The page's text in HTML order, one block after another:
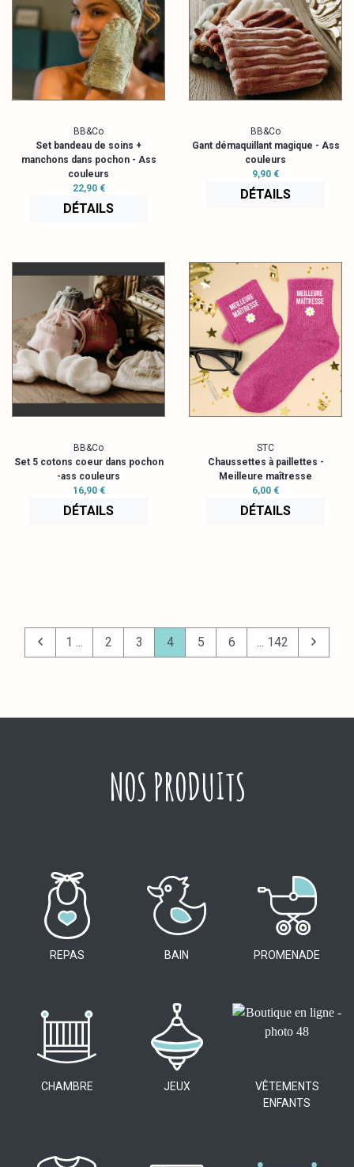
BB&Co
Set bandeau de soins +
manchons dans pochon - Ass
couleurs
22,90 €
DÉTAILS
BB&Co
Gant démaquillant magique - Ass
couleurs
9,90 €
DÉTAILS
BB&Co
Set 5 cotons coeur dans pochon
-ass couleurs
16,90 €
DÉTAILS
STC
Chaussettes à paillettes -
Meilleure maîtresse
6,00 €
DÉTAILS
1 ... 2 3 4 5 6 ... 142
NOS PRODUITS
REPAS BAIN PROMENADE
CHAMBRE JEUX
VÊTEMENTS
ENFANTS